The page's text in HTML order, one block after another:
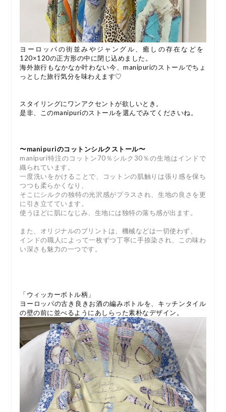
ヨーロッパの街並みやジャングル、癒しの存在などを
120×120の正方形の中に閉じ込めました。
海外旅行もなかなか叶わない今、manipuriのストールでちょ
っとした旅行気分を味わえます♡
スタイリングにワンアクセントが欲しいとき。
是非、このmanipuriのストールを選んでみてくださいね。
〜manipuriのコットンシルクストール〜
manipuri特注のコットン70％シルク30％の生地はインドで
織られています。
一度洗いをかけることで、コットンの肌触りは張り感を保ち
つつも柔らかくなり、
そこにシルクの独特の光沢感がプラスされ、生地の良さを更
に引き立てています。
使うほどに肌になじみ、生地には独特の落ち感が出ます。
また、オリジナルのプリントは、機械などは一切使わず、
インドの職人によって一枚ずつ丁寧に手捺染され、この味わ
い深さも魅力の一つです。
「ウィッカーボトル柄」
ヨーロッパの古き良きお酒の編みボトルを、キッチンタイル
の壁の前に並べるようにあしらった素朴なデザイン。